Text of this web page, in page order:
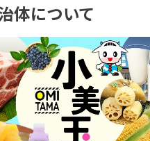
体について